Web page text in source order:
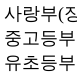
사랑부(
중고등
유초등